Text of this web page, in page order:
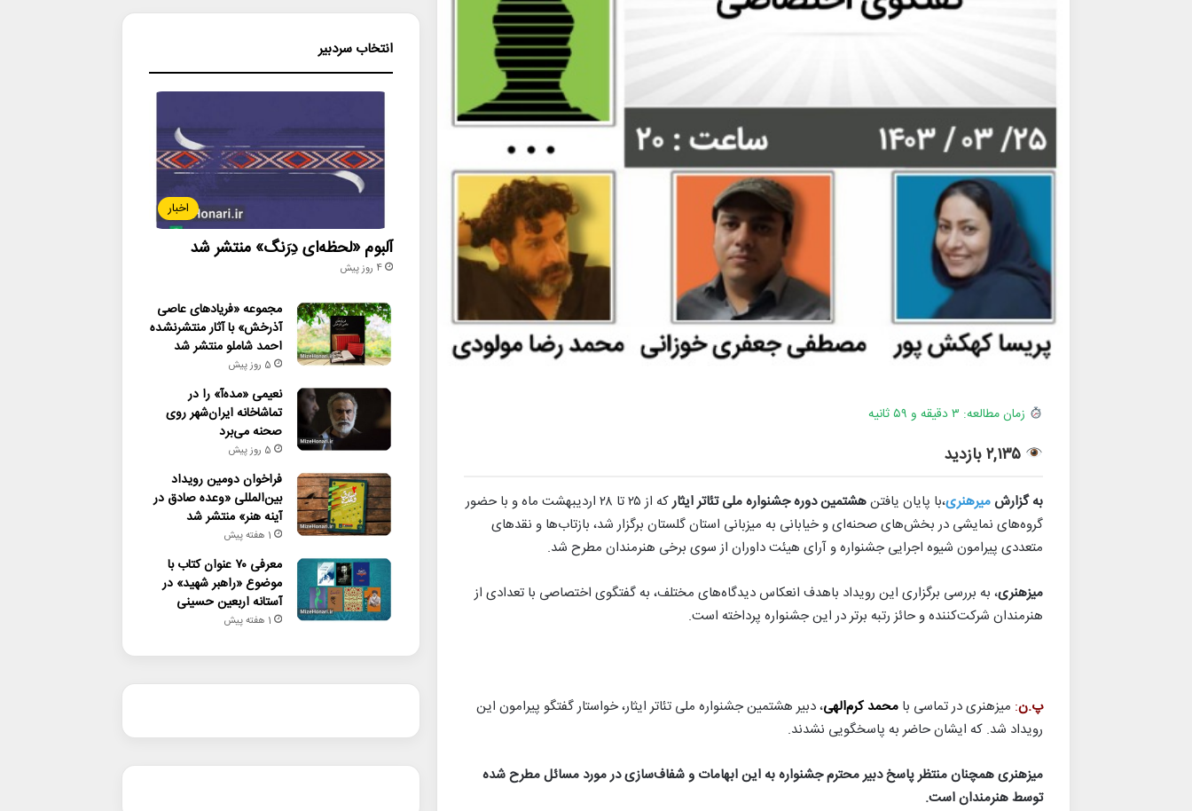
زمان مطالعه: ۳ دقیقه و ۵۹ ثانیه
۲,۱۳۵ بازدید
به گزارش میرهنری،با پایان یافتنهشتمین دوره جشنواره ملی تئاتر ایثار
که از ۲۵ تا ۲۸ اردیبهشت ماه و با حضور
گروه‌های نمایشی در بخش‌های صحنه‌ای و خیابانی به میزبانی استان گلستان برگزار شد، بازتاب‌ها و نقدهای
متعددی پیرامون شیوه اجرایی جشنواره و آرای هیئت داوران از سوی برخی هنرمندان مطرح شد.
میزهنری، به بررسی برگزاری این رویداد باهدف انعکاس دیدگاه‌های مختلف، به گفتگوی اختصاصی با تعدادی از
هنرمندان شرکت‌کننده و حائز رتبه برتر در این جشنواره پرداخته است.
پ.ن: میزهنری در تماسی با محمد کرم‌الهی، دبیر هشتمین جشنواره ملی تئاتر ایثار، خواستار گفتگو پیرامون این
رویداد شد. که ایشان حاضر به پاسخگویی نشدند.
میزهنری همچنان منتظر پاسخ دبیر محترم جشنواره به این ابهامات و شفاف‌سازی در مورد مسائل مطرح شده
توسط هنرمندان است.
انتخاب سردبیر
اخبار
آلبوم «لحظه‌ای دِرَنگ» منتشر شد
4 روز پیش
مجموعه «فریادهای عاصی
آذرخش» با آثار منتشرنشده
احمد شاملو منتشر شد
5 روز پیش
نعیمی «مده‌آ» را در
تماشاخانه ایران‌شهر روی
صحنه می‌برد
5 روز پیش
فراخوان دومین رویداد
بین‌المللی «وعده صادق در
آینه هنر» منتشر شد
1 هفته پیش
معرفی ۷۰ عنوان کتاب با
موضوع «راهبر شهید» در
آستانه اربعین حسینی
1 هفته پیش